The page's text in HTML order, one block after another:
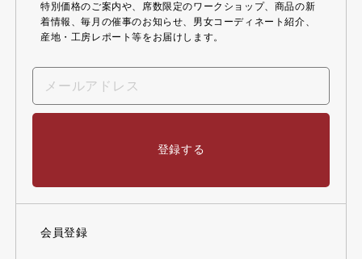
特別価格のご案内や、席数限定のワークショップ、商品の新
着情報、毎月の催事のお知らせ、男女コーディネート紹介、
産地・工房レポート等をお届けします。
登録する
会員登録